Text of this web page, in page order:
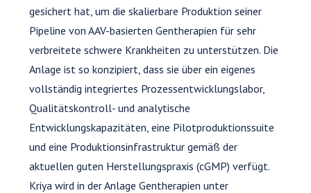
gesichert hat, um die skalierbare Produktion seiner
Pipeline von AAV-basierten Gentherapien für sehr
verbreitete schwere Krankheiten zu unterstützen. Die
Anlage ist so konzipiert, dass sie über ein eigenes
vollständig integriertes Prozessentwicklungslabor,
Qualitätskontroll- und analytische
Entwicklungskapazitäten, eine Pilotproduktionssuite
und eine Produktionsinfrastruktur gemäß der
aktuellen guten Herstellungspraxis (cGMP) verfügt.
Kriya wird in der Anlage Gentherapien unter